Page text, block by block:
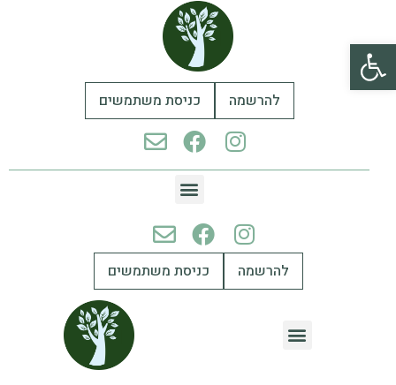
פתח סרגל נגישות
להרשמה כניסת משתמשים
להרשמה כניסת משתמשים